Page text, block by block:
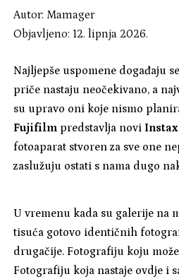
Autor: Mamager
Objavljeno: 12. lipnja 2026.
Najljepše uspomene događaju
priče nastaju neočekivano, a
su upravo oni koje nismo
Fujifilm predstavlja novi
fotoaparat stvoren za sve one
zaslužuju ostati s nama dugo
U vremenu kada su galerije na
tisuća gotovo identičnih
drugačije. Fotografiju koju
Fotografiju koja nastaje ovdje i